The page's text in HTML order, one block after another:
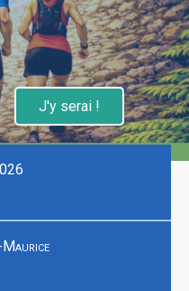
J'y serai !